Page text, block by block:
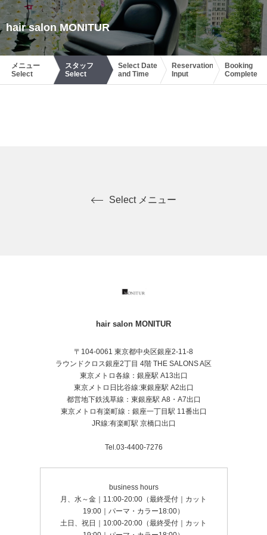
hair salon MONITUR
メニュー
Select
スタッフ
Select
Select Date
and Time
Reservation
Input
Booking
Complete
Select メニュー
hair salon MONITUR
〒104-0061 東京都中央区銀座2-11-8
ラウンドクロス銀座2丁目 4階 THE SALONS A区
東京メトロ各線：銀座駅 A13出口
東京メトロ日比谷線:東銀座駅 A2出口
都営地下鉄浅草線：東銀座駅 A8・A7出口
東京メトロ有楽町線：銀座一丁目駅 11番出口
JR線:有楽町駅 京橋口出口
Tel.03-4400-7276
business hours
月、水～金｜11:00-20:00（最終受付｜カット
19:00｜パーマ・カラー18:00）
土日、祝日｜10:00-20:00（最終受付｜カット